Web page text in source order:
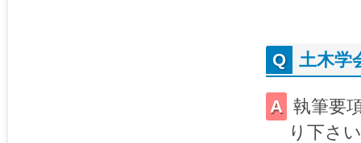
土木学
執筆要
り下さ